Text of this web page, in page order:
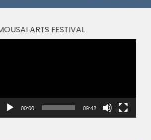
ARTS FESTIVAL
00:00 09:42